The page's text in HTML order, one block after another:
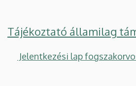
Tájékoztató államilag
Jelentkezési lap